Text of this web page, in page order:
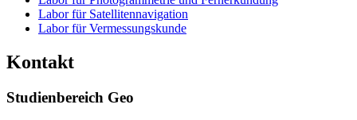
Labor für Satellitennavigation
Labor für Vermessungskunde
Kontakt
Studienbereich Geo